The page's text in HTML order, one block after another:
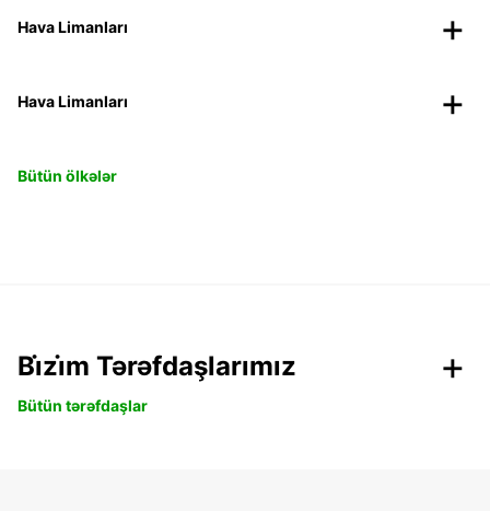
Hava Limanları
Hava Limanları
Bütün ölkələr
Bi̇zi̇m Tərəfdaşlarımız
Bütün tərəfdaşlar